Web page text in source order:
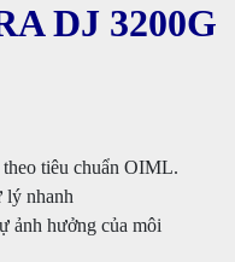
DJ 3200G
tiêu chuẩn OIML.
lý nhanh
ảnh hưởng của môi